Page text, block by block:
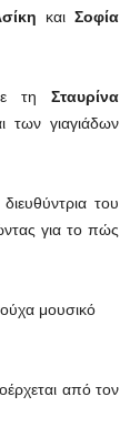
και Σοφία
τη Σταυρίνα
γιαγιάδων
του
για το πώς
μουσικό
από τον